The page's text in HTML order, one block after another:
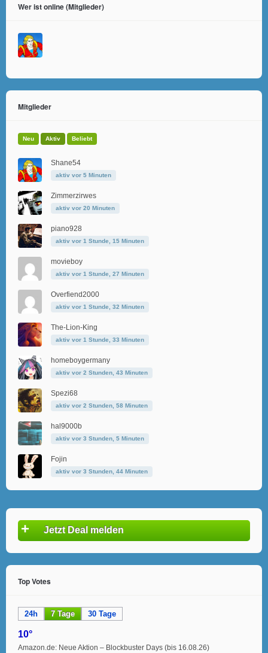
Wer ist online (Mitglieder)
Mitglieder
Neu Aktiv Beliebt
Shane54
aktiv vor 5 Minuten
Zimmerzirwes
aktiv vor 20 Minuten
piano928
aktiv vor 1 Stunde, 15 Minuten
movieboy
aktiv vor 1 Stunde, 27 Minuten
Overfiend2000
aktiv vor 1 Stunde, 32 Minuten
The-Lion-King
aktiv vor 1 Stunde, 33 Minuten
homeboygermany
aktiv vor 2 Stunden, 43 Minuten
Spezi68
aktiv vor 2 Stunden, 58 Minuten
hal9000b
aktiv vor 3 Stunden, 5 Minuten
Fojin
aktiv vor 3 Stunden, 44 Minuten
+ Jetzt Deal melden
Top Votes
24h 7 Tage 30 Tage
10°
Amazon.de: Neue Aktion – Blockbuster Days (bis 16.08.26)